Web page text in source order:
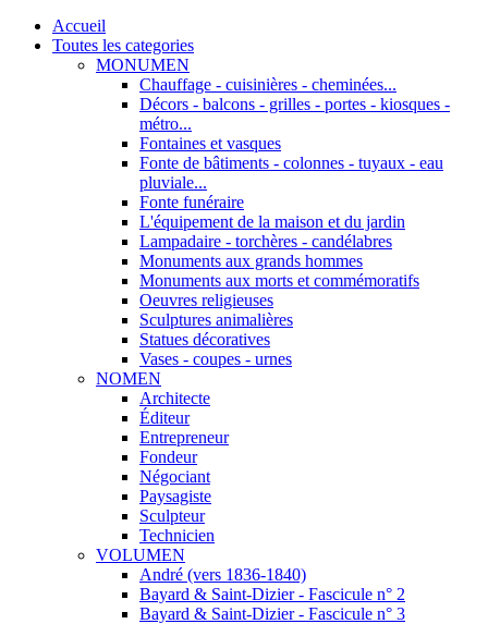
Accueil
Toutes les categories
MONUMEN
Chauffage - cuisinières - cheminées...
Décors - balcons - grilles - portes - kiosques -
métro...
Fontaines et vasques
Fonte de bâtiments - colonnes - tuyaux - eau
pluviale...
Fonte funéraire
L'équipement de la maison et du jardin
Lampadaire - torchères - candélabres
Monuments aux grands hommes
Monuments aux morts et commémoratifs
Oeuvres religieuses
Sculptures animalières
Statues décoratives
Vases - coupes - urnes
NOMEN
Architecte
Éditeur
Entrepreneur
Fondeur
Négociant
Paysagiste
Sculpteur
Technicien
VOLUMEN
André (vers 1836-1840)
Bayard & Saint-Dizier - Fascicule n° 2
Bayard & Saint-Dizier - Fascicule n° 3